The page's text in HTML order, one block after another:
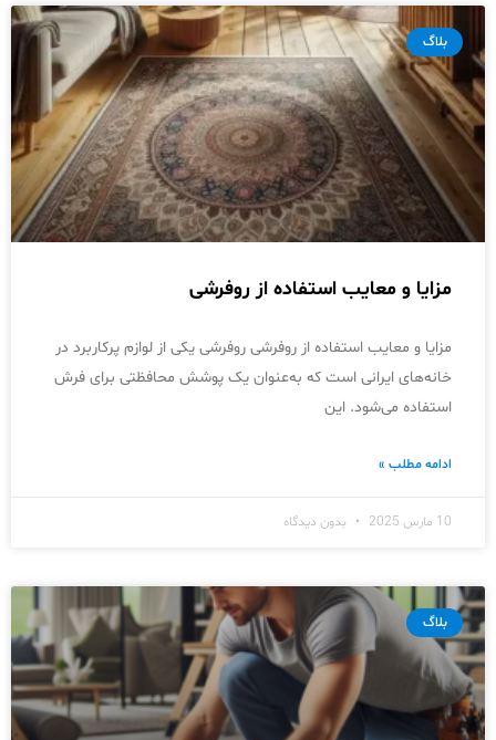
بلاگ
مزایا و معایب استفاده از روفرشی
مزایا و معایب استفاده از روفرشی روفرشی یکی از لوازم پرکاربرد در
خانه‌های ایرانی است که به‌عنوان یک پوشش محافظتی برای فرش
استفاده می‌شود. این
ادامه مطلب »
10 مارس 2025 بدون دیدگاه
بلاگ